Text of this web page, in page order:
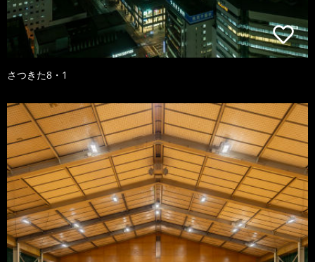
さつきた8・1